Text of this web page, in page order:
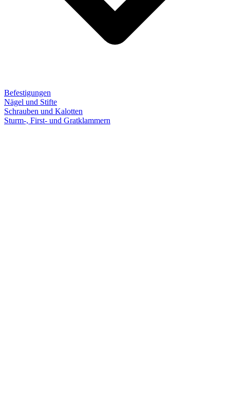
Befestigungen
Nägel und Stifte
Schrauben und Kalotten
Sturm-, First- und Gratklammern